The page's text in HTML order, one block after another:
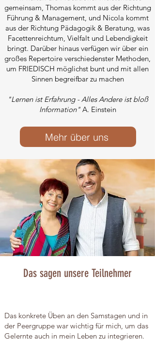
gemeinsam, Thomas kommt aus der Richtung
Führung & Management, und Nicola kommt
aus der Richtung Pädagogik & Beratung, was
Facettenreichtum, Vielfalt und Lebendigkeit
bringt. Darüber hinaus verfügen wir über ein
großes Repertoire verschiedenster Methoden,
um FRIEDISCH möglichst bunt und mit allen
Sinnen begreifbar zu machen
"Lernen ist Erfahrung - Alles Andere ist bloß
Information"A. Einstein
Mehr über uns
Das sagen unsere Teilnehmer
Das konkrete Üben an den Samstagen und in
der Peergruppe war wichtig für mich, um das
Gelernte auch in mein Leben zu integrieren.